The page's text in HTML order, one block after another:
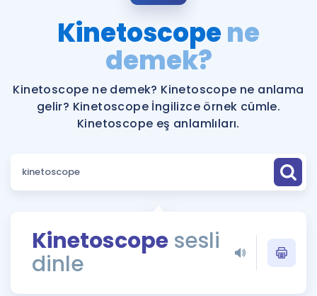
Şifremi Hatırlamıyorum
Katılımcı Görüşleri
Faydalı Araçlar
Ücretsiz Kaynaklar
Puan Hesaplama
ÖSYM Sınav Takvimi
Kampanyalar
İngilizce Gramer
Kinetoscopene
demek?
Kinetoscope ne demek? Kinetoscope ne anlama
gelir? Kinetoscope İngilizce örnek cümle.
Kinetoscope eş anlamlıları.
Kinetoscope sesli
dinle